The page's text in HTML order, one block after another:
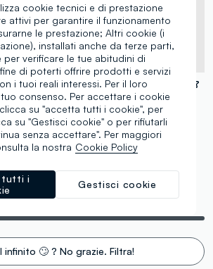
Collana multicolor con perline e frange
LES COPAINS
€ 12,95 -70%€ 3,88
1 Colori
8 di 8 prodotti
infinito 🙄 ? No grazie. Filtra!
cookie tecnici e di prestazione
attivi per garantire il funzionamento
le prestazione; Altri cookie (i
installati anche da terze parti,
per verificare le tue abitudini di
di poterti offrire prodotti e servizi
i tuoi reali interessi. Per il loro
consenso. Per accettare i cookie
su "accetta tutti i cookie", per
su "Gestisci cookie" o per rifiutarli
senza accettare". Per maggiori
la nostra Cookie Policy
Gestisci cookie
tutti i